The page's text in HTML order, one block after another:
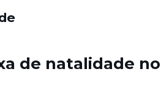
de natalidade no